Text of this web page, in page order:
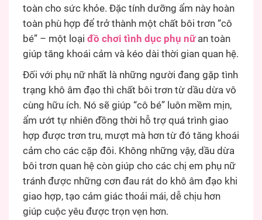
toàn cho sức khỏe. Đặc tính dưỡng ẩm này hoàn
toàn phù hợp để trở thành một chất bôi trơn “cô
bé” – một loại đồ chơi tình dục phụ nữan toàn
giúp tăng khoái cảm và kéo dài thời gian quan hệ.
Đối với phụ nữ nhất là những người đang gặp tình
trạng khô âm đạo thì chất bôi trơn từ dầu dừa vô
cùng hữu ích. Nó sẽ giúp “cô bé” luôn mềm mịn,
ẩm ướt tự nhiên đồng thời hỗ trợ quá trình giao
hợp được trơn tru, mượt mà hơn từ đó tăng khoái
cảm cho các cặp đôi. Không những vậy, dầu dừa
bôi trơn quan hệ còn giúp cho các chị em phụ nữ
tránh được những cơn đau rát do khô âm đạo khi
giao hợp, tạo cảm giác thoải mái, dễ chịu hơn
giúp cuộc yêu được trọn vẹn hơn.